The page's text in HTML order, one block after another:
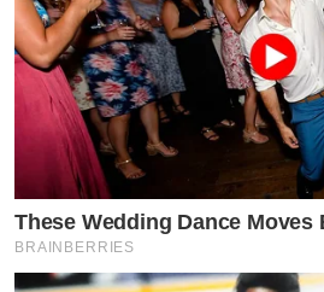
These Wedding Dance Moves
BRAINBERRIES